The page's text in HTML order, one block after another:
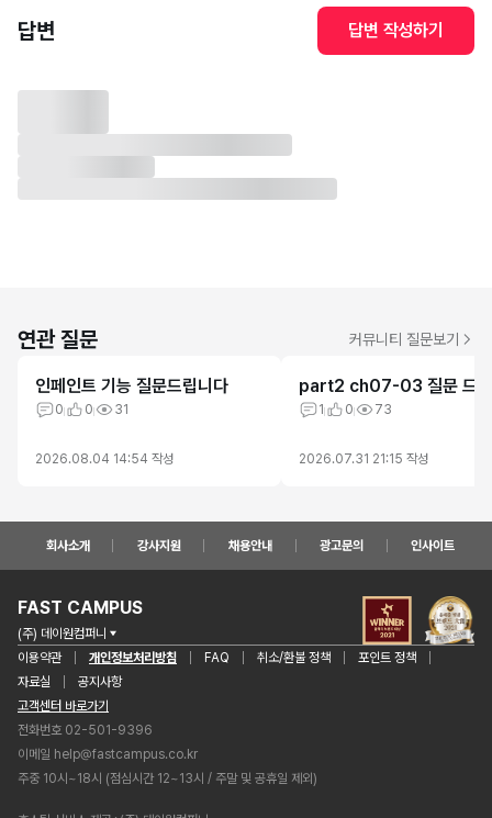
답변 답변 작성하기
연관 질문 커뮤니티 질문보기
인페인트 기능 질문드립니다
0 0 31
2026.08.04 14:54 작성
part2 ch07-03 질문 드
1 0 73
2026.07.31 21:15 작성
회사소개 강사지원 채용안내 광고문의 인사이트
FAST CAMPUS
(주) 데이원컴퍼니
이용약관
개인정보처리방침 FAQ 취소/환불 정책
포인트 정책
자료실
공지사항
고객센터 바로가기
전화번호 02-501-9396
이메일 help@fastcampus.co.kr
주중 10시~18시 (점심시간 12~13시 / 주말 및 공휴일 제외)